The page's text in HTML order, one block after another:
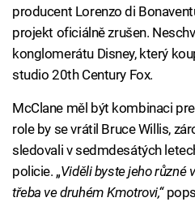
producent Lorenzo di
projekt oficiálně zrušen.
konglomerátu Disney, který
studio 20th Century Fox.
McClane měl být kombinaci
role by se vrátil Bruce Willis,
sledovali v sedmdesátých
policie. „Viděli byste jeho různé
třeba ve druhém Kmotrovi,“